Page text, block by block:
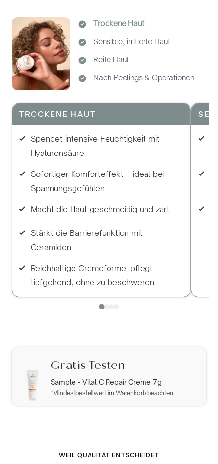
Trockene Haut
Sensible, irritierte Haut
Reife Haut
Nach Peelings & Operationen
TROCKENE HAUT
Spendet intensive Feuchtigkeit mit
Hyaluronsäure
Sofortiger Komforteffekt – ideal bei
Spannungsgefühlen
Macht die Haut geschmeidig und zart
Stärkt die Barrierefunktion mit
Ceramiden
Reichhaltige Cremeformel pflegt
tiefgehend, ohne zu beschweren
Gratis Testen
Sample - Vital C Repair Creme 7g
*Mindestbestellwert im Warenkorb beachten
WEIL QUALITÄT ENTSCHEIDET